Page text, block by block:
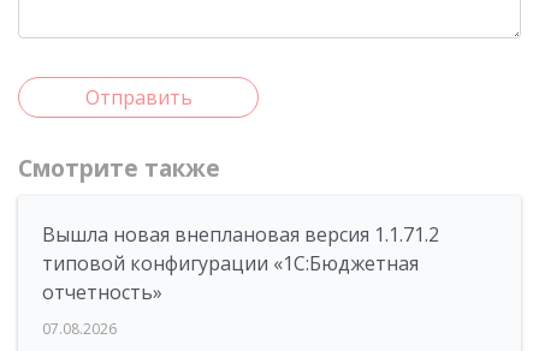
Отправить
Смотрите также
Вышла новая внеплановая версия 1.1.71.2
типовой конфигурации «1C:Бюджетная
отчетность»
07.08.2026